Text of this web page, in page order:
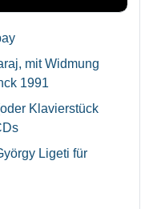
mit Widmung
1991
Klavierstück
Ligeti für